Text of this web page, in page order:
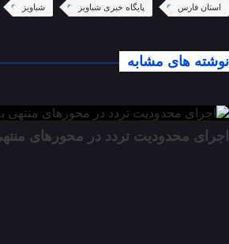
استان فارس پایگاه خبری شباویز شباویز
نوشته های مشابه
اجرای محدودیت تردد در محورهای منتهی به